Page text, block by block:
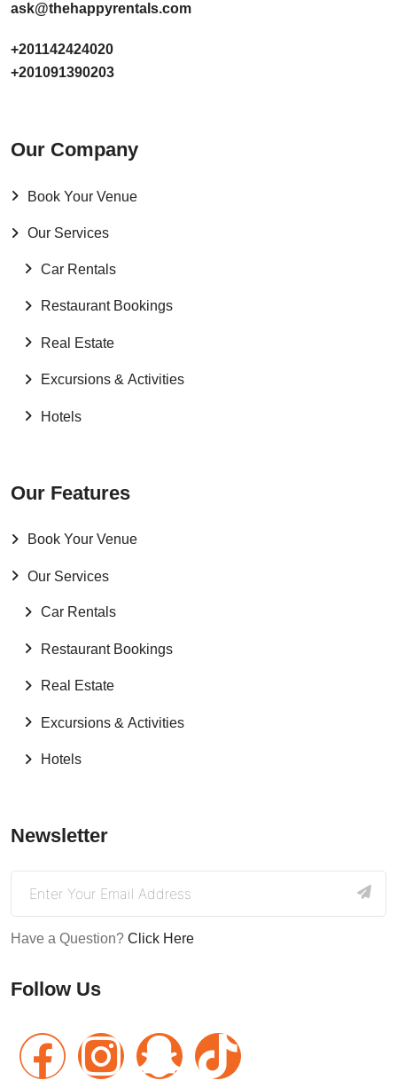
ask@thehappyrentals.com
+201142424020
+201091390203
Our Company
Book Your Venue
Our Services
Car Rentals
Restaurant Bookings
Real Estate
Excursions & Activities
Hotels
Our Features
Book Your Venue
Our Services
Car Rentals
Restaurant Bookings
Real Estate
Excursions & Activities
Hotels
Newsletter
Have a Question? Click Here
Follow Us